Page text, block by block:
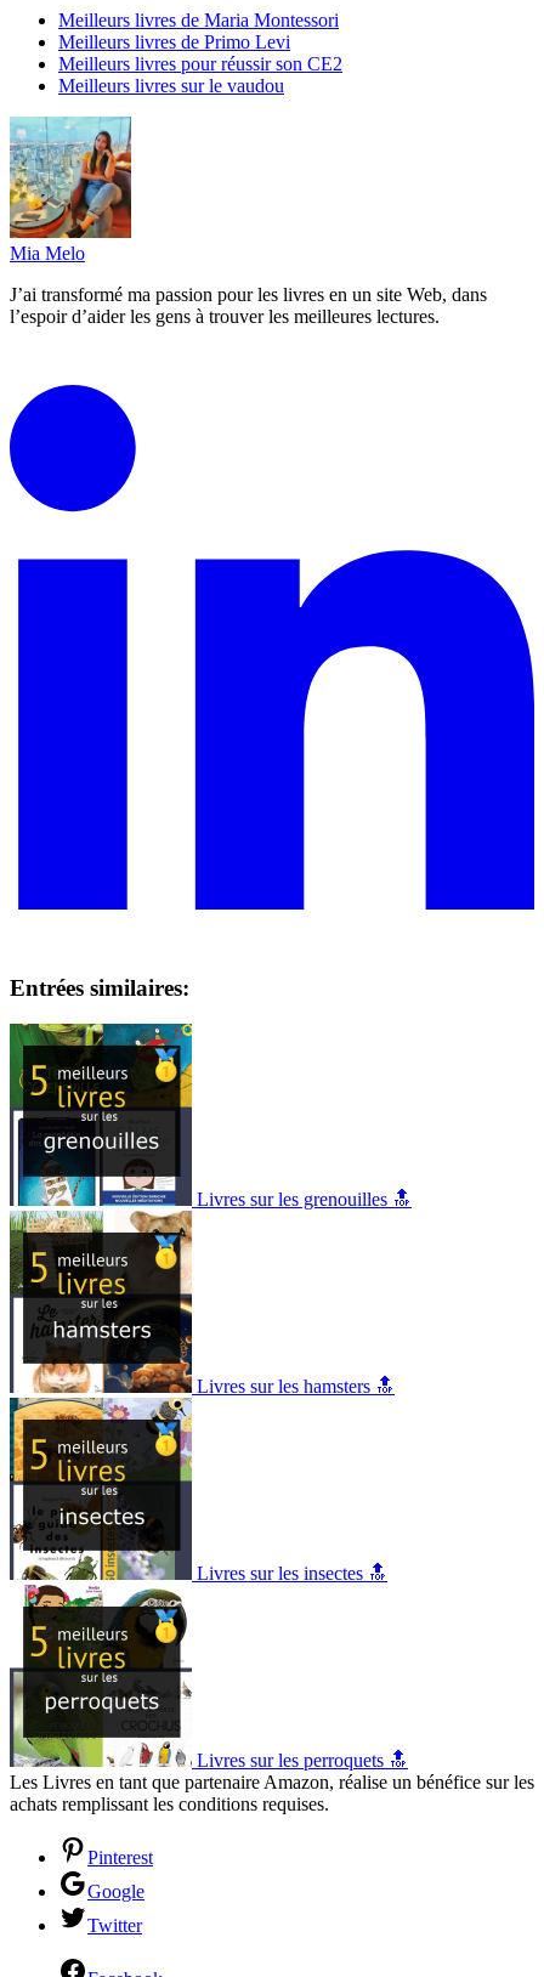
Meilleurs livres de Maria Montessori
Meilleurs livres de Primo Levi
Meilleurs livres pour réussir son CE2
Meilleurs livres sur le vaudou
Mia Melo
J’ai transformé ma passion pour les livres en un site Web, dans
l’espoir d’aider les gens à trouver les meilleures lectures.
Entrées similaires:
Livres sur les grenouilles 🔝
Livres sur les hamsters 🔝
Livres sur les insectes 🔝
Livres sur les perroquets 🔝
Les Livres en tant que partenaire Amazon, réalise un bénéfice sur les
achats remplissant les conditions requises.
Pinterest
Google
Twitter